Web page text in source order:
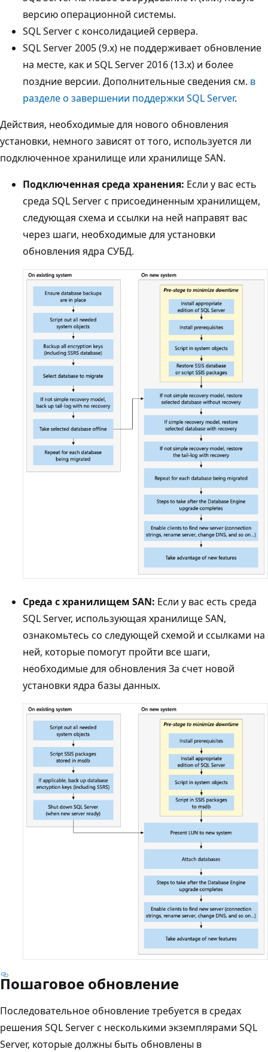
версию операционной системы.
SQL Server с консолидацией сервера.
SQL Server 2005 (9.x) не поддерживает обновление
на месте, как и SQL Server 2016 (13.x) и более
поздние версии. Дополнительные сведения см. в
разделе о завершении поддержки SQL Server.
Действия, необходимые для нового обновления
установки, немного зависят от того, используется ли
подключенное хранилище или хранилище SAN.
Подключенная среда хранения: Если у вас есть
среда SQL Server с присоединенным хранилищем,
следующая схема и ссылки на ней направят вас
через шаги, необходимые для установки
обновления ядра СУБД.
Среда с хранилищем SAN: Если у вас есть среда
SQL Server, использующая хранилище SAN,
ознакомьтесь со следующей схемой и ссылками на
ней, которые помогут пройти все шаги,
необходимые для обновления За счет новой
установки ядра базы данных.
Пошаговое обновление
Последовательное обновление требуется в средах
решения SQL Server с несколькими экземплярами SQL
Server, которые должны быть обновлены в